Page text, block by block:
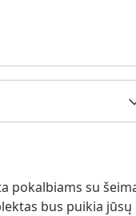
pokalbiams su
bus puikia